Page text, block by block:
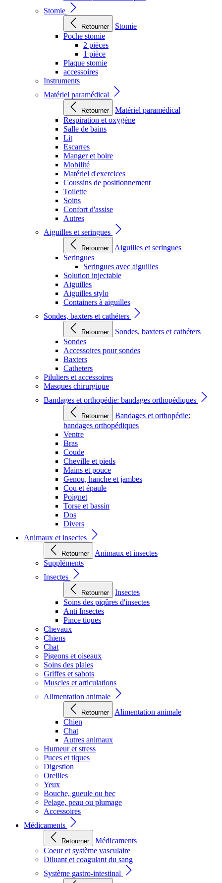
Stomie
Retourner
Stomie
Poche stomie
2 pièces
1 pièce
Plaque stomie
accessoires
Instruments
Matériel paramédical
Retourner
Matériel paramédical
Respiration et oxygène
Salle de bains
Lit
Escarres
Manger et boire
Mobilité
Matériel d'exercices
Coussins de positionnement
Toilette
Soins
Confort d'assise
Autres
Aiguilles et seringues
Retourner
Aiguilles et seringues
Seringues
Seringues avec aiguilles
Solution injectable
Aiguilles
Aiguilles stylo
Containers à aiguilles
Sondes, baxters et cathéters
Retourner
Sondes, baxters et cathéters
Sondes
Accessoires pour sondes
Baxters
Catheters
Piluliers et accessoires
Masques chirurgique
Bandages et orthopédie: bandages orthopédiques
Retourner
Bandages et orthopédie:
bandages orthopédiques
Ventre
Bras
Coude
Cheville et pieds
Mains et pouce
Genou, hanche et jambes
Cou et épaule
Poignet
Torse et bassin
Dos
Divers
Animaux et insectes
Retourner
Animaux et insectes
Suppléments
Insectes
Retourner
Insectes
Soins des piqûres d'insectes
Anti Insectes
Pince tiques
Chevaux
Chiens
Chat
Pigeons et oiseaux
Soins des plaies
Griffes et sabots
Muscles et articulations
Alimentation animale
Retourner
Alimentation animale
Chien
Chat
Autres animaux
Humeur et stress
Puces et tiques
Digestion
Oreilles
Yeux
Bouche, gueule ou bec
Pelage, peau ou plumage
Accessoires
Médicaments
Retourner
Médicaments
Coeur et système vasculaire
Diluant et coagulant du sang
Système gastro-intestinal